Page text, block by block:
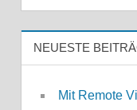
NEUESTE
Mit Remote